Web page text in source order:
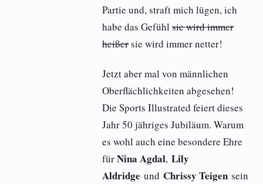
Partie und, straft mich lügen, ich
habe das Gefühlsie wird immer
heißersie wird immer netter!
Jetzt aber mal von männlichen
Oberflächlichkeiten abgesehen!
Die Sports Illustrated feiert dieses
Jahr 50 jähriges Jubiläum. Warum
es wohl auch eine besondere Ehre
fürNina Agdal,Lily
Aldridge und Chrissy Teigensein